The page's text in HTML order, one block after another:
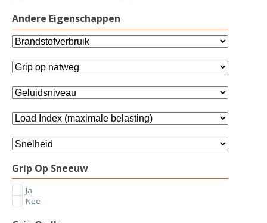
UNIROYAL
YOKOHAMA
Andere Eigenschappen
Grip Op Sneeuw
Ja
Nee